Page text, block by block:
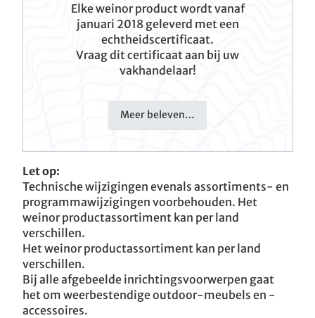
Elke weinor product wordt vanaf
januari 2018 geleverd met een
echtheidscertificaat.
Vraag dit certificaat aan bij uw
vakhandelaar!
Meer beleven…
Let op:
Technische wijzigingen evenals assortiments- en
programmawijzigingen voorbehouden. Het
weinor productassortiment kan per land
verschillen.
Het weinor productassortiment kan per land
verschillen.
Bij alle afgebeelde inrichtingsvoorwerpen gaat
het om weerbestendige outdoor-meubels en -
accessoires.